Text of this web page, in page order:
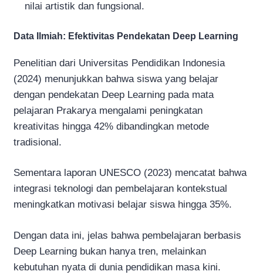
nilai artistik dan fungsional.
Data Ilmiah: Efektivitas Pendekatan Deep Learning
Penelitian dari Universitas Pendidikan Indonesia
(2024) menunjukkan bahwa siswa yang belajar
dengan pendekatan Deep Learning pada mata
pelajaran Prakarya mengalami peningkatan
kreativitas hingga 42% dibandingkan metode
tradisional.
Sementara laporan UNESCO (2023) mencatat bahwa
integrasi teknologi dan pembelajaran kontekstual
meningkatkan motivasi belajar siswa hingga 35%.
Dengan data ini, jelas bahwa pembelajaran berbasis
Deep Learning bukan hanya tren, melainkan
kebutuhan nyata di dunia pendidikan masa kini.